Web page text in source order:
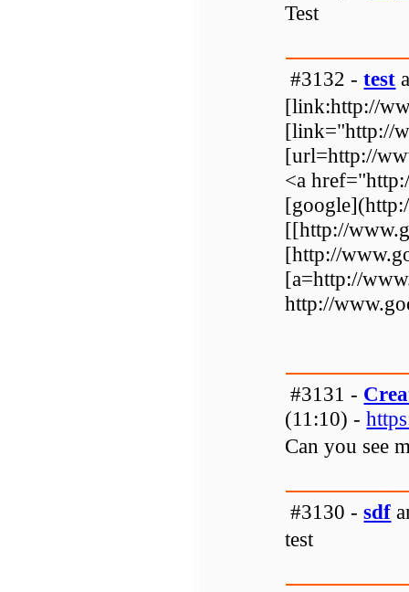
Test
#3132 -test
[link:http://
[link="http://
[url=http://
<a
[[http://
[http://
[a=http://
http://
#3131 -
(11:10) -
Can you see
#3130 -sdf
test